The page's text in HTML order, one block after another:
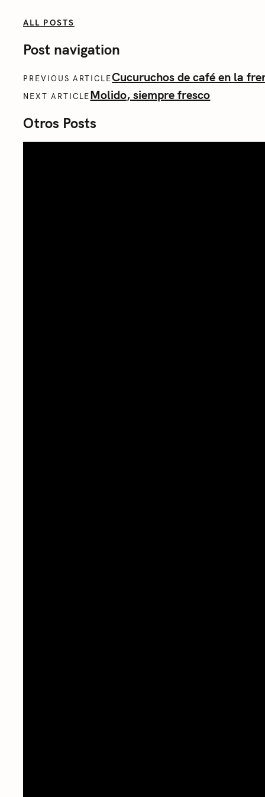
ALL POSTS
Post navigation
PREVIOUS ARTICLECucuruchos de café en la
NEXT ARTICLEMolido, siempre fresco
Otros Posts